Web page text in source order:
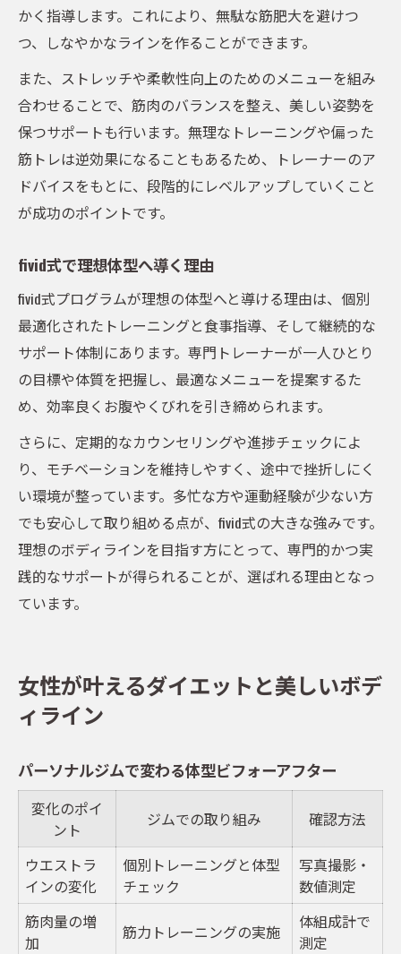
かく指導します。これにより、無駄な筋肥大を避けつ
つ、しなやかなラインを作ることができます。
また、ストレッチや柔軟性向上のためのメニューを組み
合わせることで、筋肉のバランスを整え、美しい姿勢を
保つサポートも行います。無理なトレーニングや偏った
筋トレは逆効果になることもあるため、トレーナーのア
ドバイスをもとに、段階的にレベルアップしていくこと
が成功のポイントです。
fivid式で理想体型へ導く理由
fivid式プログラムが理想の体型へと導ける理由は、個別
最適化されたトレーニングと食事指導、そして継続的な
サポート体制にあります。専門トレーナーが一人ひとり
の目標や体質を把握し、最適なメニューを提案するた
め、効率良くお腹やくびれを引き締められます。
さらに、定期的なカウンセリングや進捗チェックによ
り、モチベーションを維持しやすく、途中で挫折しにく
い環境が整っています。多忙な方や運動経験が少ない方
でも安心して取り組める点が、fivid式の大きな強みです。
理想のボディラインを目指す方にとって、専門的かつ実
践的なサポートが得られることが、選ばれる理由となっ
ています。
女性が叶えるダイエットと美しいボデ
ィライン
パーソナルジムで変わる体型ビフォーアフター
変化のポイ
ント
ジムでの取り組み 確認方法
ウエストラ
インの変化
個別トレーニングと体型
チェック
写真撮影・
数値測定
筋肉量の増
加
筋力トレーニングの実施
体組成計で
測定